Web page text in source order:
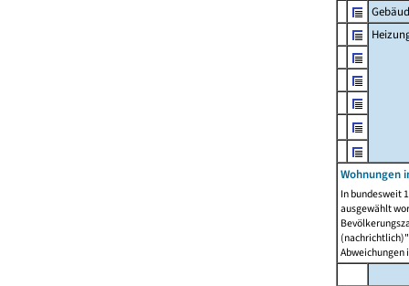
Wohnungen
In bundesweit
ausgewählt
Abweichungen